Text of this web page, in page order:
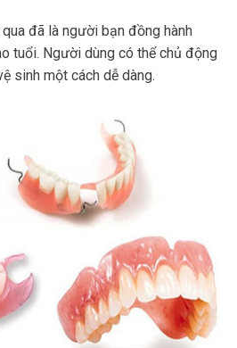
đã là người bạn đồng hành
tuổi. Người dùng có thể chủ động
sinh một cách dễ dàng.